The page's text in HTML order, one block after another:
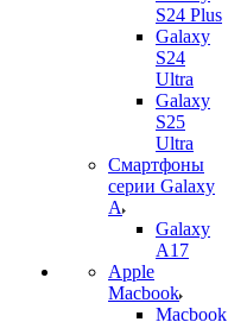
S24 Plus
Galaxy
S24
Ultra
Galaxy
S25
Ultra
Смартфоны
серии Galaxy
A
Galaxy
A17
Apple
Macbook
Macbook